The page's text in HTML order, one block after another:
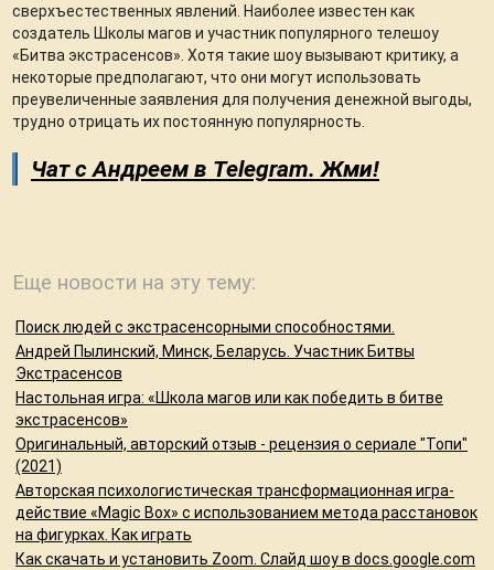
сверхъестественных явлений. Наиболее известен как
создатель Школы магов и участник популярного телешоу
«Битва экстрасенсов». Хотя такие шоу вызывают критику, а
некоторые предполагают, что они могут использовать
преувеличенные заявления для получения денежной выгоды,
трудно отрицать их постоянную популярность.
Чат с Андреем в Telegram. Жми!
Еще новости на эту тему:
Поиск людей с экстрасенсорными способностями.
Андрей Пылинский, Минск, Беларусь. Участник Битвы
Экстрасенсов
Настольная игра: «Школа магов или как победить в битве
экстрасенсов»
Оригинальный, авторский отзыв - рецензия о сериале "Топи"
(2021)
Авторская психологистическая трансформационная игра-
действие «Magic Box» с использованием метода расстановок
на фигурках. Как играть
Как скачать и установить Zoom. Слайд шоу в docs.google.com